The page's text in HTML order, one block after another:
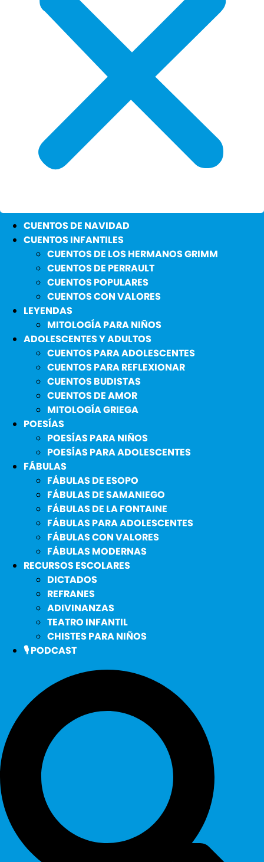
CUENTOS DE NAVIDAD
CUENTOS INFANTILES
CUENTOS DE LOS HERMANOS GRIMM
CUENTOS DE PERRAULT
CUENTOS POPULARES
CUENTOS CON VALORES
LEYENDAS
MITOLOGÍA PARA NIÑOS
ADOLESCENTES Y ADULTOS
CUENTOS PARA ADOLESCENTES
CUENTOS PARA REFLEXIONAR
CUENTOS BUDISTAS
CUENTOS DE AMOR
MITOLOGÍA GRIEGA
POESÍAS
POESÍAS PARA NIÑOS
POESÍAS PARA ADOLESCENTES
FÁBULAS
FÁBULAS DE ESOPO
FÁBULAS DE SAMANIEGO
FÁBULAS DE LA FONTAINE
FÁBULAS PARA ADOLESCENTES
FÁBULAS CON VALORES
FÁBULAS MODERNAS
RECURSOS ESCOLARES
DICTADOS
REFRANES
ADIVINANZAS
TEATRO INFANTIL
CHISTES PARA NIÑOS
🎙️ PODCAST